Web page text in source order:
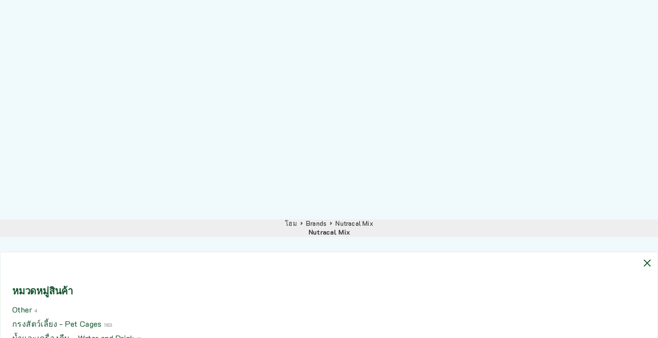
โฮม Brands Nutracal Mix
Nutracal Mix
หมวดหมู่สินค้า
Other 4
กรงสัตว์เลี้ยง - Pet Cages 183